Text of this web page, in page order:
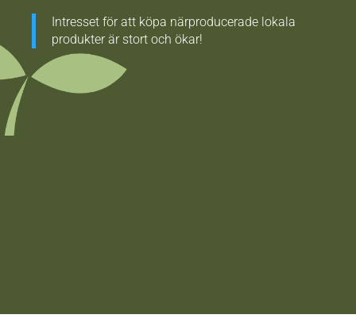
Intresset för att köpa närproducerade lokala
produkter är stort och ökar!